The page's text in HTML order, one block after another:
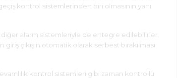
kontrol sistemlerinden biri olmasının yanı
alarm sistemleriyle de entegre edilebilirler.
çıkışın otomatik olarak serbest bırakılması
kontrol sistemleri gibi zaman kontrollü